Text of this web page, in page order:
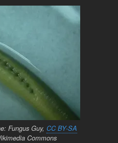
Fungus Guy, CC BY-SA
Commons